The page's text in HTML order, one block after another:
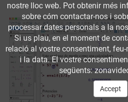
nostre lloc web. Pot obtenir més
sobre cóm contactar-nos i
processar dates personals a la
Si us plau, en el moment de
relació al vostre consentiment,
i la data. El vostre
següents:
Accept